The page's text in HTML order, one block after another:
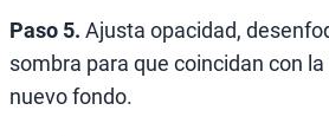
Paso 5. Ajusta opacidad,
sombra para que coincidan con
nuevo fondo.